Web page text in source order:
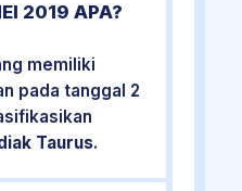
2019 APA?
memiliki
pada tanggal 2
Taurus.